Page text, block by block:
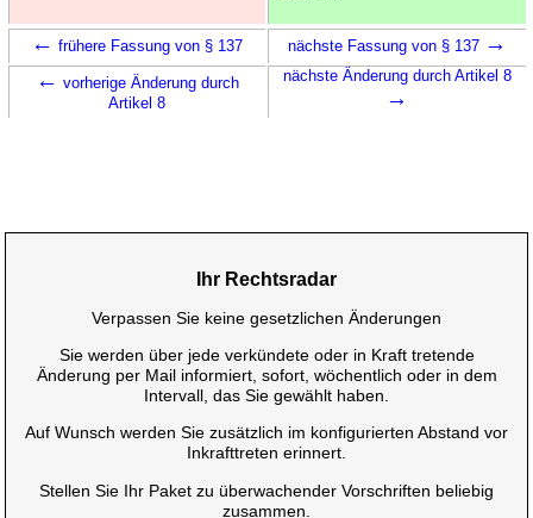
← frühere Fassung von § 137 nächste Fassung von § 137 →
← vorherige Änderung durch
Artikel 8
nächste Änderung durch Artikel 8
→
Ihr Rechtsradar
Verpassen Sie keine gesetzlichen Änderungen
Sie werden über jede verkündete oder in Kraft tretende
Änderung per Mail informiert, sofort, wöchentlich oder in dem
Intervall, das Sie gewählt haben.
Auf Wunsch werden Sie zusätzlich im konfigurierten Abstand vor
Inkrafttreten erinnert.
Stellen Sie Ihr Paket zu überwachender Vorschriften beliebig
zusammen.